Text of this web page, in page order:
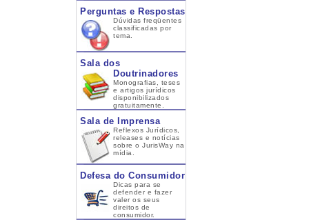
Perguntas e Respostas
Dúvidas freqüentes
classificadas por
tema.
Sala dos
Doutrinadores
Monografias, teses
e artigos jurídicos
disponibilizados
gratuitamente.
Sala de Imprensa
Reflexos Jurídicos,
releases e notícias
sobre o JurisWay na
mídia.
Defesa do Consumidor
Dicas para se
defender e fazer
valer os seus
direitos de
consumidor.